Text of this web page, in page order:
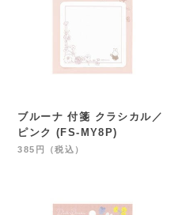
ブルーナ 付箋 クラシカル／
ピンク (FS-MY8P)
385円（税込）